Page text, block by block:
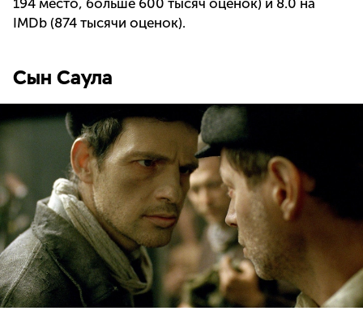
IMDb (874 тысячи оценок).
Сын Саула